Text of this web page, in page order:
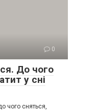
0
До чого
у сні
чого сняться,